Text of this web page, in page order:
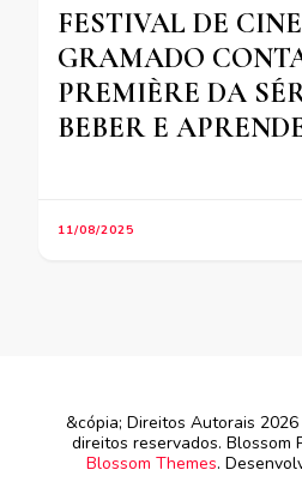
FESTIVAL DE
GRAMADO
PREMIÈRE DA
BEBER E
11/08/2025
&cópia; Direitos Autorais 2026
direitos reservados. Blossom
Blossom Themes.